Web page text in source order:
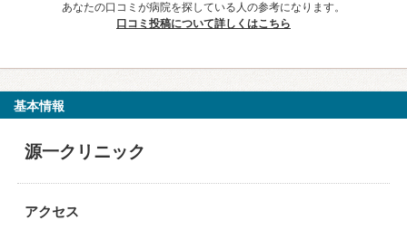
あなたの口コミが病院を探している人の参考になります。
口コミ投稿について詳しくはこちら
基本情報
源一クリニック
アクセス